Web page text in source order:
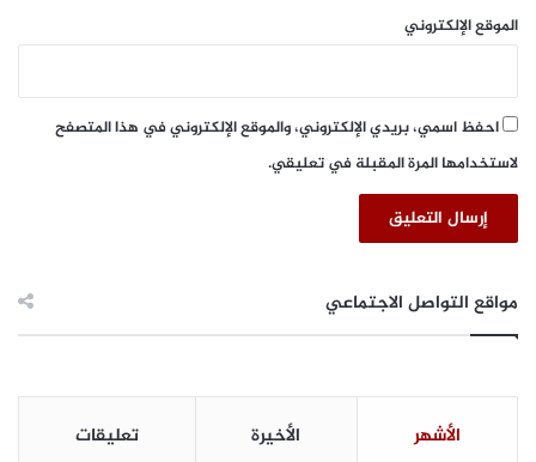
ا
ع
الموقع الإلكتروني
احفظ اسمي، بريدي الإلكتروني، والموقع الإلكتروني في هذا المتصفح
لاستخدامها المرة المقبلة في تعليقي.
مواقع التواصل الاجتماعي
الأشهر الأخيرة تعليقات